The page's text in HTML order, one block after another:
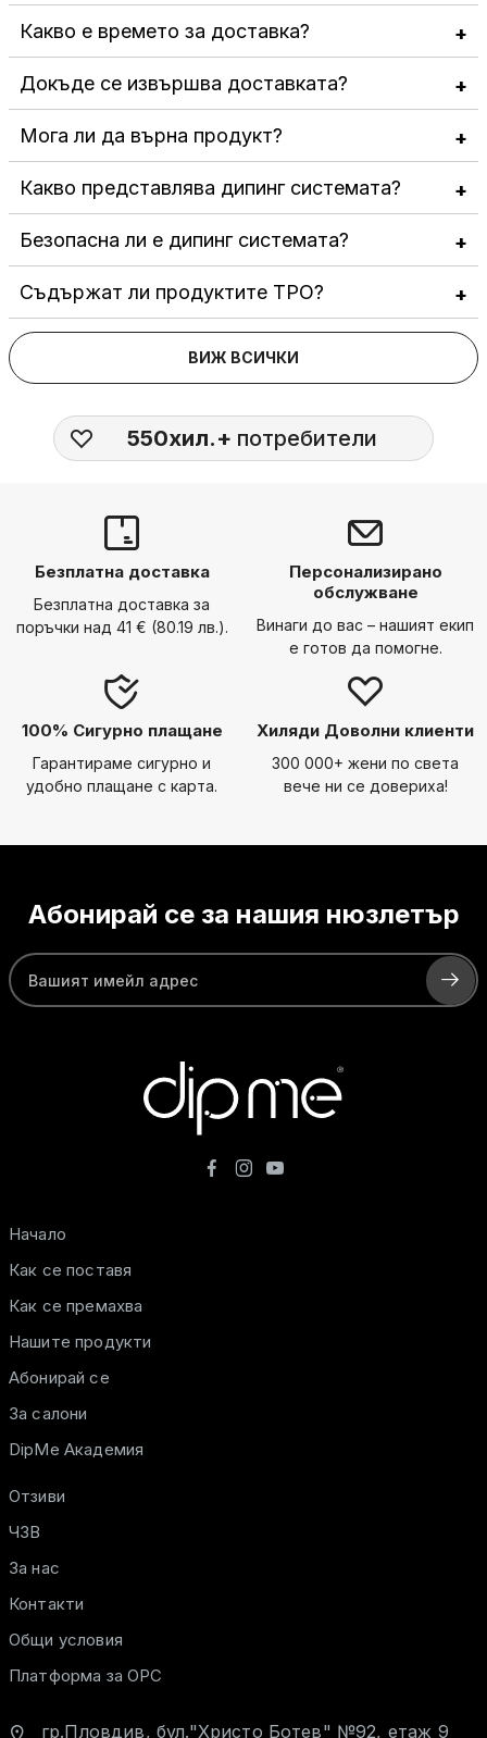
Какво е времето за доставка?
Докъде се извършва доставката?
Мога ли да върна продукт?
Какво представлява дипинг системата?
Безопасна ли е дипинг системата?
Съдържат ли продуктите TPO?
ВИЖ ВСИЧКИ
550хил.+ потребители
Безплатна доставка
Безплатна доставка за
поръчки над 41 € (80.19 лв.).
Персонализирано
обслужване
Винаги до вас – нашият екип
е готов да помогне.
100% Сигурно плащане
Гарантираме сигурно и
удобно плащане с карта.
Хиляди Доволни клиенти
300 000+ жени по света
вече ни се довериха!
Абонирай се за нашия нюзлетър
Начало
Как се поставя
Как се премахва
Нашите продукти
Абонирай се
За салони
DipMe Академия
Отзиви
ЧЗВ
За нас
Контакти
Общи условия
Платформа за ОРС
гр.Пловдив, бул."Христо Ботев" №92, етаж 9